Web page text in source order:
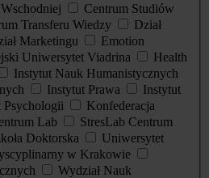
Centrum Studiów
Transferu Wiedzy
Dział
Marketingu
Emotion
Uniwersytet Viadrina
Health
Instytut Nauk Humanistycznych
Instytut Prawa
Instytut
Psychologii
Konfederacja
Lab
StresLab Centrum
Doktorska
Uniwersytet
w Krakowie
Wydział Nauk